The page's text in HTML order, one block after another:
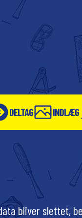
DELTAG INDLÆG
bliver slettet,